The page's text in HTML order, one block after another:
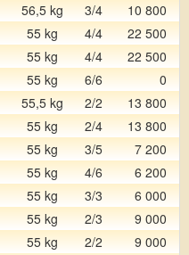
56,5 kg 3/4 10 800
55 kg 4/4 22 500
55 kg 4/4 22 500
55 kg 6/6 0
55,5 kg 2/2 13 800
55 kg 2/4 13 800
55 kg 3/5 7 200
55 kg 4/6 6 200
55 kg 3/3 6 000
55 kg 2/3 9 000
55 kg 2/2 9 000